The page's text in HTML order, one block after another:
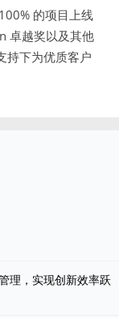
的项目上线
卓越奖以及其他
持下为优质客户
理，实现创新效率跃